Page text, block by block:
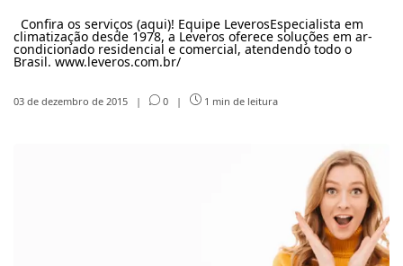
Confira os serviços (aqui)! Equipe LeverosEspecialista em
climatização desde 1978, a Leveros oferece soluções em ar-
condicionado residencial e comercial, atendendo todo o
Brasil. www.leveros.com.br/
03 de dezembro de 2015 | 0 | 1 min de leitura